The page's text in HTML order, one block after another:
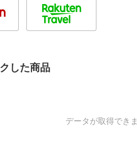
した商品
データが取得でき